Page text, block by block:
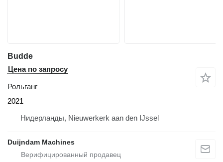
Budde
Цена по запросу
Рольганг
2021
Нидерланды, Nieuwerkerk aan den IJssel
Duijndam Machines